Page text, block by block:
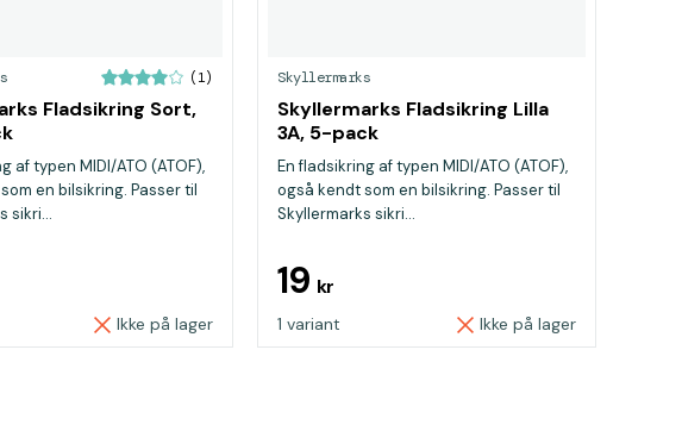
(1)
Fladsikring Sort,
af typen MIDI/ATO (ATOF),
en bilsikring. Passer til
sikri...
Ikke på lager
Skyllermarks
Skyllermarks Fladsikring Lilla
3A, 5-pack
En fladsikring af typen MIDI/ATO (ATOF),
også kendt som en bilsikring. Passer til
Skyllermarks sikri...
19 kr
1 variant Ikke på lager